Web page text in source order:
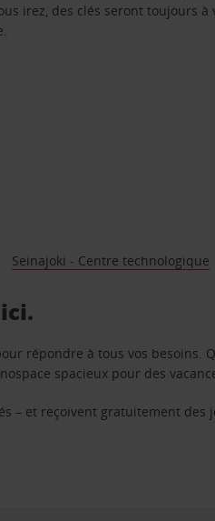
irez, des clés seront toujours à
Seinajoki - Centre technologique
répondre à tous vos
spacieux pour des
– et reçoivent gratuitement